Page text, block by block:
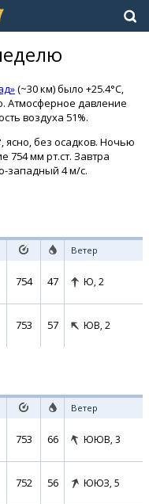
(~30 км) было +25.4°C,
Атмосферное давление
воздуха 51%.
ясно, без осадков. Ночью
754 мм рт.ст. Завтра
западный 4 м/с.
Ветер
754 47 Ю, 2
753 57 ЮВ, 2
Ветер
753 66 ЮЮВ, 3
752 56 ЮЮЗ, 5